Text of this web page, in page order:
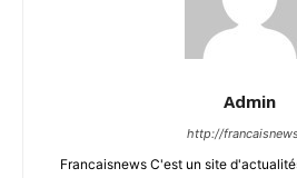
Admin
http://
Francaisnews C'est un site